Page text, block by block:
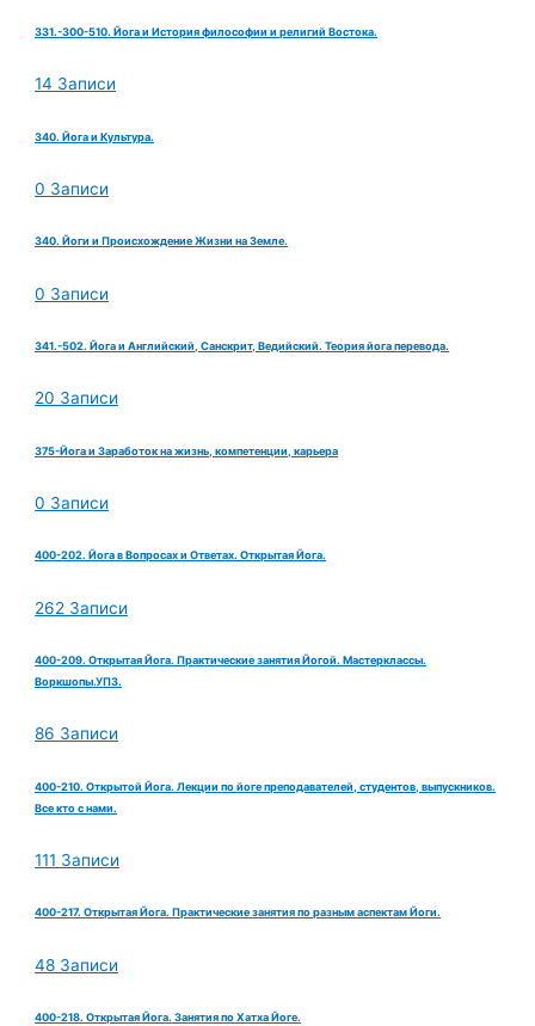
331.-300-510. Йога и История философии и религий Востока.
14 Записи
340. Йога и Культура.
0 Записи
340. Йоги и Происхождение Жизни на Земле.
0 Записи
341.-502. Йога и Английский, Санскрит, Ведийский. Теория йога перевода.
20 Записи
375-Йога и Заработок на жизнь, компетенции, карьера
0 Записи
400-202. Йога в Вопросах и Ответах. Открытая Йога.
262 Записи
400-209. Открытая Йога. Практические занятия Йогой. Мастерклассы.
Воркшопы.УПЗ.
86 Записи
400-210. Открытой Йога. Лекции по йоге преподавателей, студентов, выпускников.
Все кто с нами.
111 Записи
400-217. Открытая Йога. Практические занятия по разным аспектам Йоги.
48 Записи
400-218. Открытая Йога. Занятия по Хатха Йоге.